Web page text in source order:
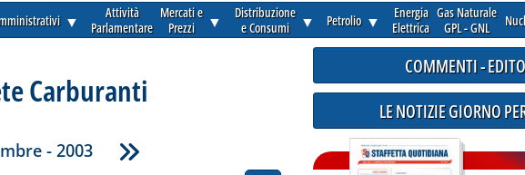
▼
Attività
Parlamentare
Mercati e
Prezzi
▼
Distribuzione
e Consumi
▼ Petrolio ▼
Energia
Elettrica
Gas Naturale
GPL - GNL
Carburanti
- 2003
COMMENTI -
LE NOTIZIE GIORNO